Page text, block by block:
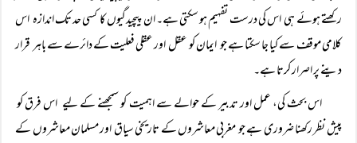
رکھتے ہوئے ہی اس کی درست تفہیم ہو سکتی ہے۔ ان پیچیدگیوں کا کسی حد تک اندازہ اس
کلامی موقف سے کیا جا سکتا ہے جو ایمان کو عقل اور عقلی فعلیت کے دائرے سے باہر قرار
دینے پر اصرار کرتا ہے۔
اس بحث کی، عمل اور تدبیر کے حوالے سے اہمیت کو سمجھنے کے لیے اس فرق کو
پیش نظر رکھنا ضروری ہے جو مغربی معاشروں کے تاریخی سیاق اور مسلمان معاشروں کے